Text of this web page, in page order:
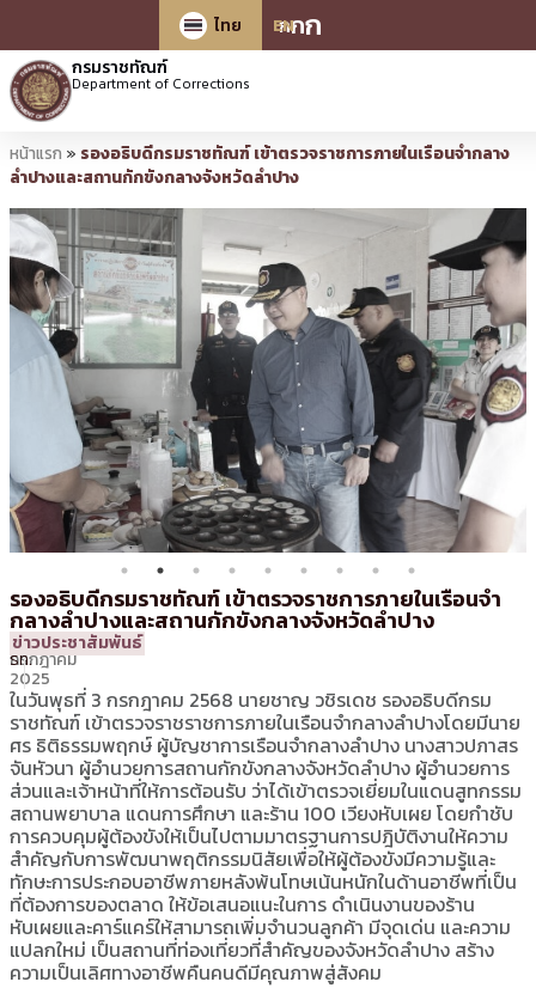
กกก
ไทย
EN
กรมราชทัณฑ์
Department of Corrections
หน้าแรก » รองอธิบดีกรมราชทัณฑ์ เข้าตรวจราชการภายในเรือนจำกลาง
ลำปางและสถานกักขังกลางจังหวัดลำปาง
รองอธิบดีกรมราชทัณฑ์ เข้าตรวจราชการภายในเรือนจำ
กลางลำปางและสถานกักขังกลางจังหวัดลำปาง
4
กรกฎาคม
2025
13:08 น.
โดย
ศท.
รท.
ข่าวประชาสัมพันธ์
ในวันพุธที่ 3 กรกฎาคม 2568 นายชาญ วชิรเดช รองอธิบดีกรม
ราชทัณฑ์ เข้าตรวจราชราชการภายในเรือนจำกลางลำปางโดยมีนาย
ศร ธิติธรรมพฤกษ์ ผู้บัญชาการเรือนจำกลางลำปาง นางสาวปภาสร
จันหัวนา ผู้อำนวยการสถานกักขังกลางจังหวัดลำปาง ผู้อำนวยการ
ส่วนและเจ้าหน้าที่ให้การต้อนรับ ว่าได้เข้าตรวจเยี่ยมในแดนสูทกรรม
สถานพยาบาล แดนการศึกษา และร้าน 100 เวียงหับเผย โดยกำชับ
การควบคุมผู้ต้องขังให้เป็นไปตามมาตรฐานการปฎิบัติงานให้ความ
สำคัญกับการพัฒนาพฤติกรรมนิสัยเพื่อให้ผู้ต้องขังมีความรู้และ
ทักษะการประกอบอาชีพภายหลังพ้นโทษเน้นหนักในด้านอาชีพที่เป็น
ที่ต้องการของตลาด ให้ข้อเสนอแนะในการ ดำเนินงานของร้าน
หับเผยและคาร์แคร์ให้สามารถเพิ่มจำนวนลูกค้า มีจุดเด่น และความ
แปลกใหม่ เป็นสถานที่ท่องเที่ยวที่สำคัญของจังหวัดลำปาง สร้าง
ความเป็นเลิศทางอาชีพคืนคนดีมีคุณภาพสู่สังคม